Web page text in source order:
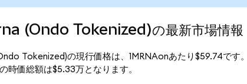
(Ondo Tokenized)の最新市場情報
Tokenized)の現行価格は、1MRNAonあたり$59.74で
時価総額は$5.33万となります。